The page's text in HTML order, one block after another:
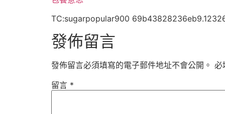
TC:sugarpopular900
發佈留言
發佈留言必須填寫的電子郵件地址不會公開。 必
留言 *